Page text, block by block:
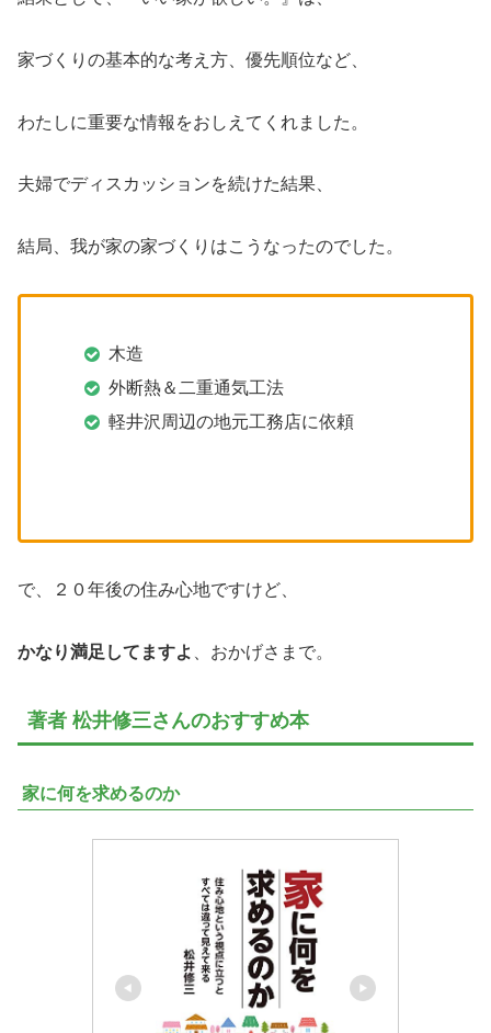
家づくりの基本的な考え方、優先順位など、
わたしに重要な情報をおしえてくれました。
夫婦でディスカッションを続けた結果、
結局、我が家の家づくりはこうなったのでした。
木造
外断熱＆二重通気工法
軽井沢周辺の地元工務店に依頼
で、２０年後の住み心地ですけど、
かなり満足してますよ 、おかげさまで。
著者 松井修三さんのおすすめ本
家に何を求めるのか